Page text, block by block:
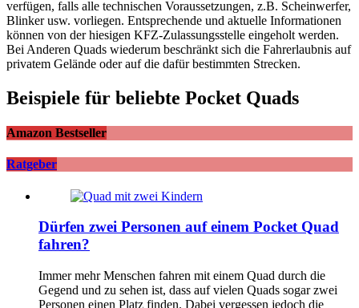
verfügen, falls alle technischen Voraussetzungen, z.B. Scheinwerfer,
Blinker usw. vorliegen. Entsprechende und aktuelle Informationen
können von der hiesigen KFZ-Zulassungsstelle eingeholt werden.
Bei Anderen Quads wiederum beschränkt sich die Fahrerlaubnis auf
privatem Gelände oder auf die dafür bestimmten Strecken.
Beispiele für beliebte Pocket Quads
Amazon Bestseller
Ratgeber
Dürfen zwei Personen auf einem Pocket Quad
fahren?
Immer mehr Menschen fahren mit einem Quad durch die
Gegend und zu sehen ist, dass auf vielen Quads sogar zwei
Personen einen Platz finden. Dabei vergessen jedoch die